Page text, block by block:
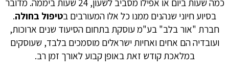
כמה שעות ביום או אפילו מסביב לשעון, 24 שעות ביממה. מדובר
בסיוע חיוני שנהנים ממנו כל אלו המעורבים בטיפול בחולה.
חברת "אור בלב" בע"מ עוסקת בתחום הסיעוד שנים ארוכות,
ועובדיה הם אחים ואחיות ישראלים מוסמכים בלבד, שעוסקים
במלאכת קודש זאת באופן קבוע לאורך זמן רב.